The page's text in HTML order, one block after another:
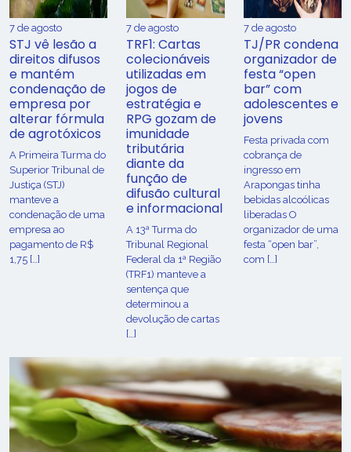
7 de agosto
STJ vê lesão a
direitos difusos
e mantém
condenação de
empresa por
alterar fórmula
de agrotóxicos
​A Primeira Turma do
Superior Tribunal de
Justiça (STJ)
manteve a
condenação de uma
empresa ao
pagamento de R$
1,75 […]
7 de agosto
TRF1: Cartas
colecionáveis
utilizadas em
jogos de
estratégia e
RPG gozam de
imunidade
tributária
diante da
função de
difusão cultural
e informacional
A 13ª Turma do
Tribunal Regional
Federal da 1ª Região
(TRF1) manteve a
sentença que
determinou a
devolução de cartas
[…]
7 de agosto
TJ/PR condena
organizador de
festa “open
bar” com
adolescentes e
jovens
Festa privada com
cobrança de
ingresso em
Arapongas tinha
bebidas alcoólicas
liberadas O
organizador de uma
festa “open bar”,
com […]